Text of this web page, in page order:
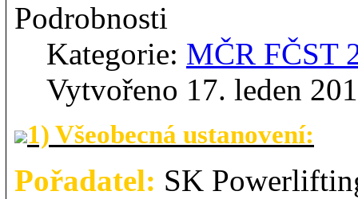
Podrobnosti
Kategorie: MČR FČST
Vytvořeno 17. leden
1) Všeobecná ustanovení:
Pořadatel: SK